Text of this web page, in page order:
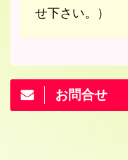
せ下さい。）
お問合せ